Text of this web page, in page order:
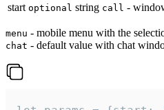
start optional string call -
menu - mobile menu with the
chat - default value with chat